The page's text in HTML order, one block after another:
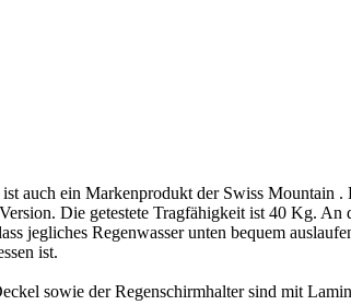
auch ein Markenprodukt der Swiss Mountain
Die getestete Tragfähigkeit ist 40 Kg. An
jegliches Regenwasser unten bequem
ist.
sowie der Regenschirmhalter sind mit